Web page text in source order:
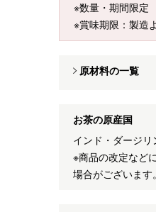
※数量・期間限定
※賞味期限：製造
原材料の一覧
お茶の原産国
インド・ダージリ
※商品の改定など
場合がございます。